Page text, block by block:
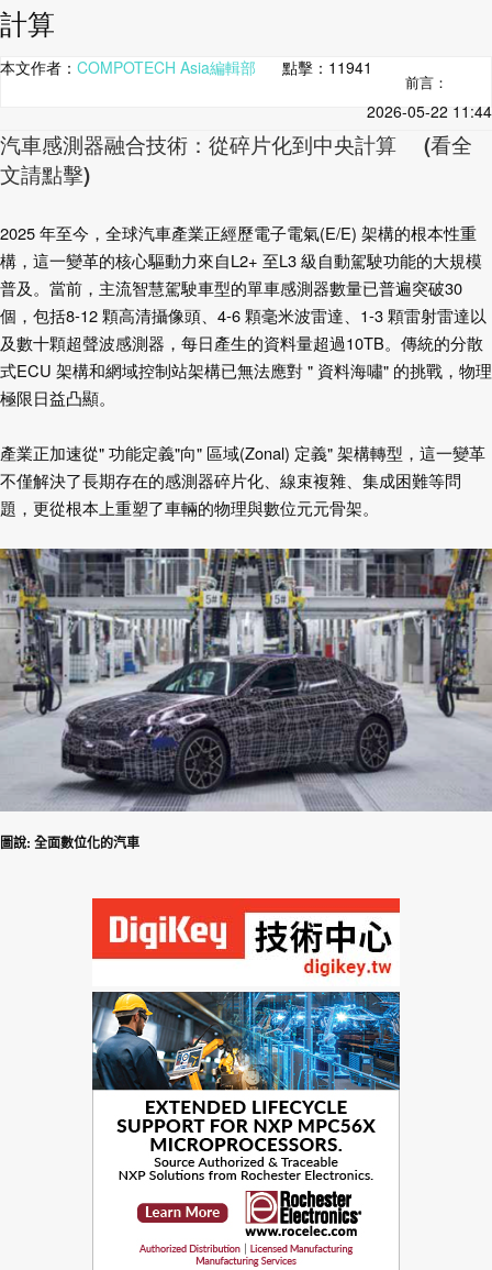
計算
本文作者： COMPOTECH Asia編輯部 點擊： 11941
2026-05-22 11:44
前言：
汽車感測器融合技術：從碎片化到中央計算 (看全
文請點擊)
2025年至今，全球汽車產業正經歷電子電氣(E/E) 架構的根本性重
構，這一變革的核心驅動力來自L2+ 至L3級自動駕駛功能的大規模
普及。當前，主流智慧駕駛車型的單車感測器數量已普遍突破30
個，包括8-12顆高清攝像頭、 4-6顆毫米波雷達、 1-3顆雷射雷達以
及數十顆超聲波感測器，每日產生的資料量超過10TB。傳統的分散
式ECU 架構和網域控制站架構已無法應對" 資料海嘯" 的挑戰，物理
極限日益凸顯。
產業正加速從"功能定義"向" 區域(Zonal) 定義"架構轉型，這一變革
不僅解決了長期存在的感測器碎片化、線束複雜、集成困難等問
題，更從根本上重塑了車輛的物理與數位元元骨架。
圖說: 全面數位化的汽車